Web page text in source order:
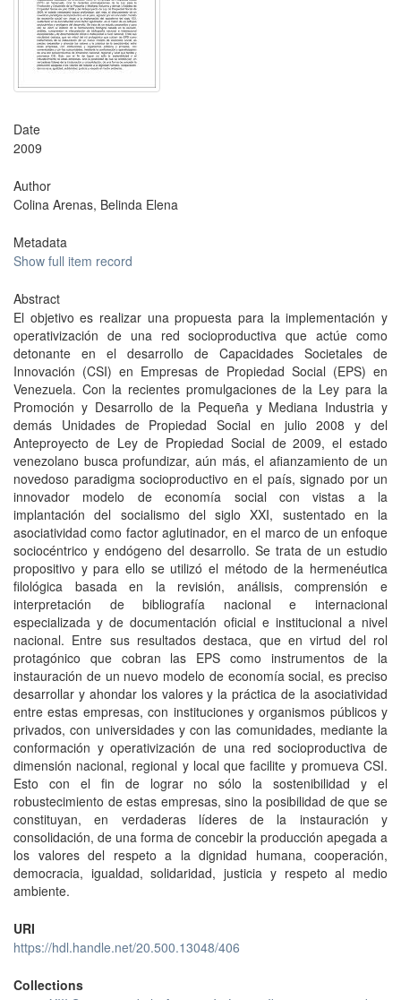
Date
2009
Author
Colina Arenas, Belinda Elena
Metadata
Show full item record
Abstract
El objetivo es realizar una propuesta para la implementación y
operativización de una red socioproductiva que actúe como
detonante en el desarrollo de Capacidades Societales de
Innovación (CSI) en Empresas de Propiedad Social (EPS) en
Venezuela. Con la recientes promulgaciones de la Ley para la
Promoción y Desarrollo de la Pequeña y Mediana Industria y
demás Unidades de Propiedad Social en julio 2008 y del
Anteproyecto de Ley de Propiedad Social de 2009, el estado
venezolano busca profundizar, aún más, el afianzamiento de un
novedoso paradigma socioproductivo en el país, signado por un
innovador modelo de economía social con vistas a la
implantación del socialismo del siglo XXI, sustentado en la
asociatividad como factor aglutinador, en el marco de un enfoque
sociocéntrico y endógeno del desarrollo. Se trata de un estudio
propositivo y para ello se utilizó el método de la hermenéutica
filológica basada en la revisión, análisis, comprensión e
interpretación de bibliografía nacional e internacional
especializada y de documentación oficial e institucional a nivel
nacional. Entre sus resultados destaca, que en virtud del rol
protagónico que cobran las EPS como instrumentos de la
instauración de un nuevo modelo de economía social, es preciso
desarrollar y ahondar los valores y la práctica de la asociatividad
entre estas empresas, con instituciones y organismos públicos y
privados, con universidades y con las comunidades, mediante la
conformación y operativización de una red socioproductiva de
dimensión nacional, regional y local que facilite y promueva CSI.
Esto con el fin de lograr no sólo la sostenibilidad y el
robustecimiento de estas empresas, sino la posibilidad de que se
constituyan, en verdaderas líderes de la instauración y
consolidación, de una forma de concebir la producción apegada a
los valores del respeto a la dignidad humana, cooperación,
democracia, igualdad, solidaridad, justicia y respeto al medio
ambiente.
URI
https://hdl.handle.net/20.500.13048/406
Collections